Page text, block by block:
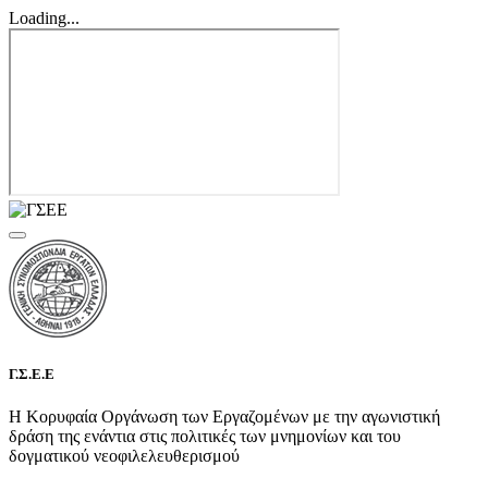
Loading...
Γ.Σ.Ε.Ε
Η Κορυφαία Οργάνωση των Εργαζομένων με την αγωνιστική
δράση της ενάντια στις πολιτικές των μνημονίων και του
δογματικού νεοφιλελευθερισμού